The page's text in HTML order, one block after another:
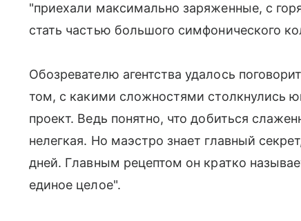
"приехали максимально заряженные, с
стать частью большого симфонического
Обозревателю агентства удалось
том, с какими сложностями столкнулись
проект. Ведь понятно, что добиться
нелегкая. Но маэстро знает главный
дней. Главным рецептом он кратко
единое целое".